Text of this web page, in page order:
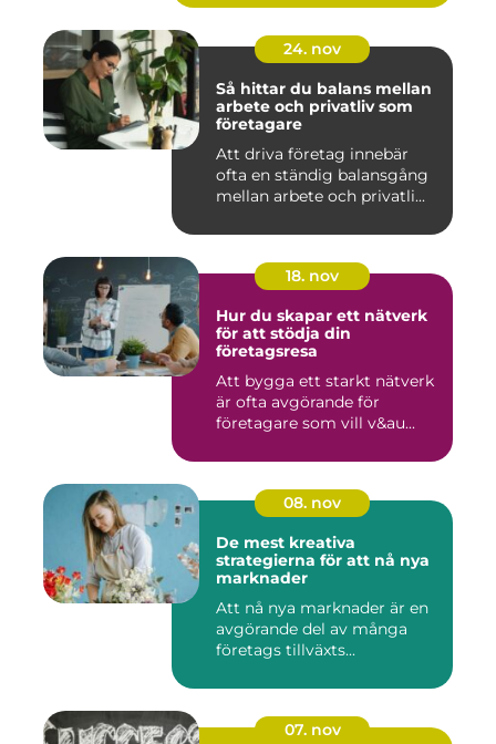
24. nov
Så hittar du balans mellan
arbete och privatliv som
företagare
Att driva företag innebär
ofta en ständig balansgång
mellan arbete och privatli...
18. nov
Hur du skapar ett nätverk
för att stödja din
företagsresa
Att bygga ett starkt nätverk
är ofta avgörande för
företagare som vill v&au...
08. nov
De mest kreativa
strategierna för att nå nya
marknader
Att nå nya marknader är en
avgörande del av många
företags tillväxts...
07. nov